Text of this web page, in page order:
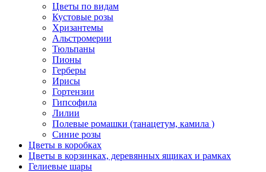
Цветы по видам
Кустовые розы
Хризантемы
Альстромерии
Тюльпаны
Пионы
Герберы
Ирисы
Гортензии
Гипсофила
Лилии
Полевые ромашки (танацетум, камила )
Синие розы
Цветы в коробках
Цветы в корзинках, деревянных ящиках и рамках
Гелиевые шары